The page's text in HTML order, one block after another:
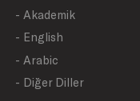
- Akademik
- English
- Arabic
- Diğer Diller